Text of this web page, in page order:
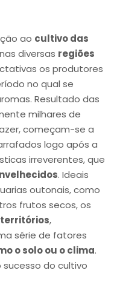
ao cultivo das
diversas regiões
os produtores
no qual se
Resultado das
milhares de
começam-se a
logo após a
irreverentes, que
. Ideais
outonais, como
frutos secos, os
,
série de fatores
o solo ou o clima.
sucesso do cultivo